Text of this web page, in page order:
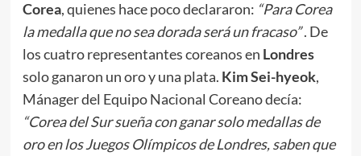
Corea, quienes hace poco declararon: “Para Corea
la medalla que no sea dorada será un fracaso” . De
los cuatro representantes coreanos en Londres
solo ganaron un oro y una plata. Kim Sei-hyeok,
Mánager del Equipo Nacional Coreano decía:
“Corea del Sur sueña con ganar solo medallas de
oro en los Juegos Olímpicos de Londres, saben que